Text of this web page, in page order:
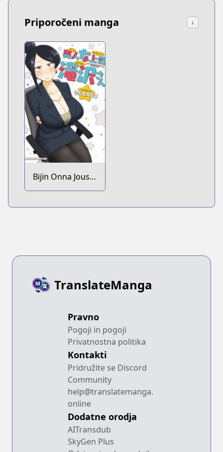
Priporočeni manga ↓
Bijin Onna Joushi
Takizawa-san
TranslateManga
Pravno
Pogoji in pogoji
Privatnostna politika
Kontakti
Pridružite se Discord
Community
help@translatemanga.
online
Dodatne orodja
AITransdub
SkyGen Plus